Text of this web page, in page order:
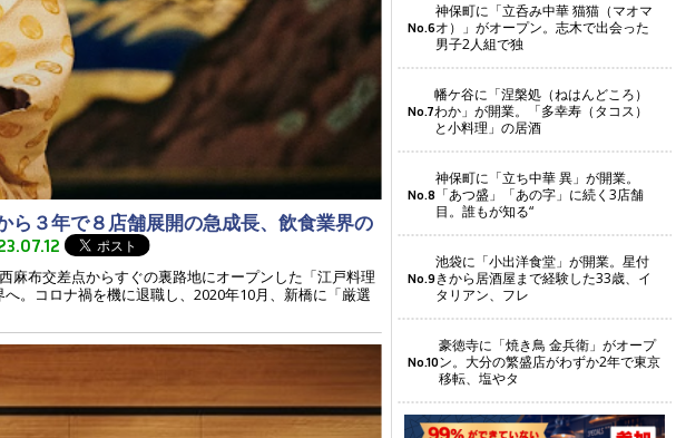
３年で８店舗展開の急成長、飲食業界の
麻布交差点からすぐの裏路地にオープンした「江戸料理
。コロナ禍を機に退職し、2020年10月、新橋に「厳選
No.6
神保町に「立呑み中華 猫猫（マオマ
オ）」がオープン。志木で出会った
男子2人組で独
No.7
幡ケ谷に「涅槃処（ねはんどころ）
わか」が開業。「多幸寿（タコス）
と小料理」の居酒
No.8
神保町に「立ち中華 異」が開業。
「あつ盛」「あの字」に続く3店舗
目。誰もが知る“
No.9
池袋に「小出洋食堂」が開業。星付
きから居酒屋まで経験した33歳、イ
タリアン、フレ
No.10
豪徳寺に「焼き鳥 金兵衛」がオープ
ン。大分の繁盛店がわずか2年で東京
移転、塩やタ